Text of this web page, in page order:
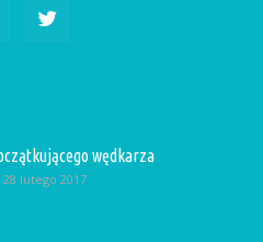
wędkarza
28 lutego 2017